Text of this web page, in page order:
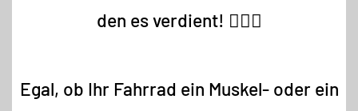
den es verdient! 🚴‍♂️✨
Egal, ob Ihr Fahrrad ein Muskel- oder ein